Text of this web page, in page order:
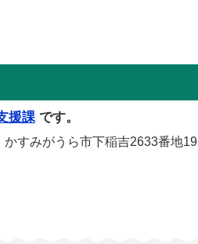
援課 です。
すみがうら市下稲吉2633番地19